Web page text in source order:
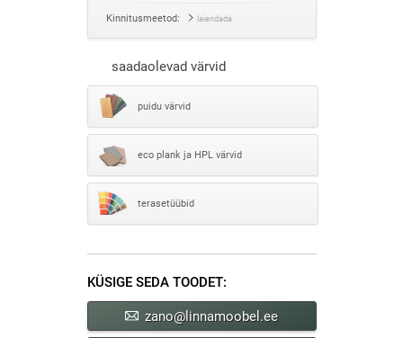
Kinnitusmeetod: laiendada
saadaolevad värvid
puidu värvid
eco plank ja HPL värvid
terasetüübid
KÜSIGE SEDA TOODET:
zano@linnamoobel.ee